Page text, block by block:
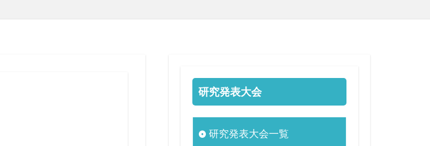
研究発表大会
研究発表大会一覧